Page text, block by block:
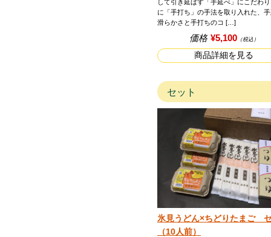
して引き延ばす「手延べ」にこだわ
に「手打ち」の手法を取り入れた、
滑らかさと手打ちのコ […]
価格 ¥5,100（税込）
商品詳細を見る
セット
氷見うどん×ちどりたまご
（10人前）